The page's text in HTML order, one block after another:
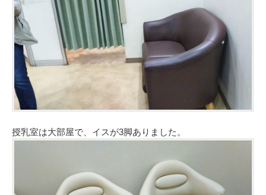
授乳室は大部屋で、イスが3脚ありました。